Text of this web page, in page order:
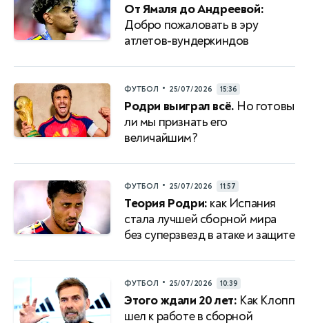
От Ямаля до Андреевой:
Добро пожаловать в эру
атлетов-вундеркиндов
ФУТБОЛ • 25/07/2026 15:36
Родри выиграл всё. Но готовы
ли мы признать его
величайшим?
ФУТБОЛ • 25/07/2026 11:57
Теория Родри: как Испания
стала лучшей сборной мира
без суперзвезд в атаке и защите
ФУТБОЛ • 25/07/2026 10:39
Этого ждали 20 лет: Как Клопп
шел к работе в сборной